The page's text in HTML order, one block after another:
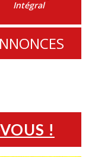
Intégral
!